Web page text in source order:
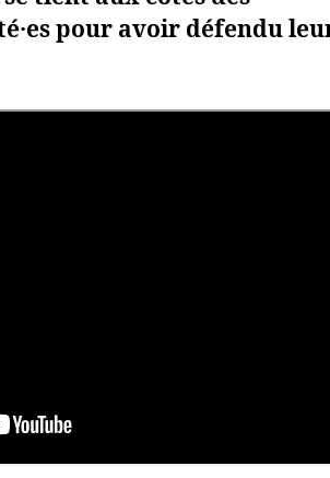
pour avoir défendu